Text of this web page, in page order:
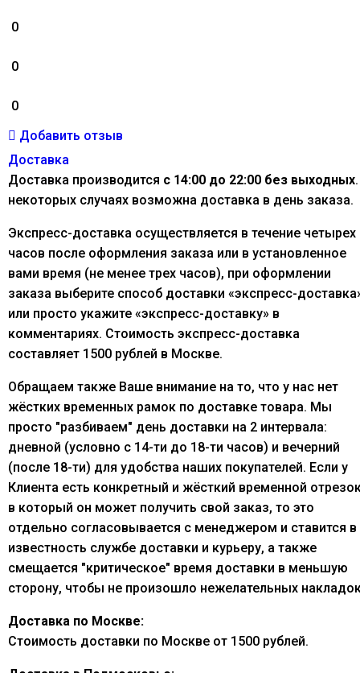
0
0
0
Добавить отзыв
Доставка
Доставка производится с 14:00 до 22:00 без выходных
некоторых случаях возможна доставка в день заказа.
Экспресс-доставка осуществляется в течение четырех
часов после оформления заказа или в установленное
вами время (не менее трех часов), при оформлении
заказа выберите способ доставки «экспресс-
или просто укажите «экспресс-доставку» в
комментариях. Стоимость экспресс-доставка
составляет 1500 рублей в Москве.
Обращаем также Ваше внимание на то, что у нас нет
жёстких временных рамок по доставке товара. Мы
просто "разбиваем" день доставки на 2 интервала:
дневной (условно с 14-ти до 18-ти часов) и вечерний
(после 18-ти) для удобства наших покупателей. Если у
Клиента есть конкретный и жёсткий временной
в который он может получить свой заказ, то это
отдельно согласовывается с менеджером и ставится в
известность службе доставки и курьеру, а также
смещается "критическое" время доставки в меньшую
сторону, чтобы не произошло нежелательных
Доставка по Москве:
Стоимость доставки по Москве от 1500 рублей.